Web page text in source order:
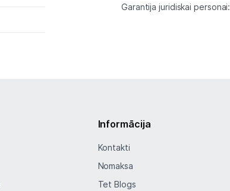
Garantija juridiskai personai:
Informācija
Kontakti
Nomaksa
Tet Blogs